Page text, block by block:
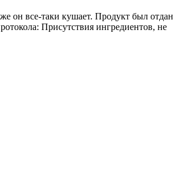
он все-таки кушает. Продукт был отдан
Присутствия ингредиентов, не